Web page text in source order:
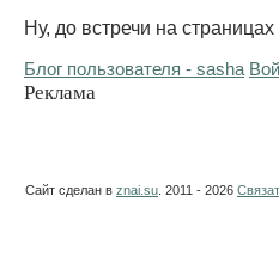
Ну, до встречи на страницах
Блог пользователя - sasha
Реклама
Сайт сделан в znai.su . 2011 - 2026